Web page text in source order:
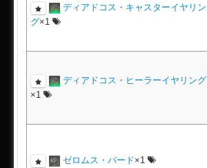
ディアドコス・キャスターイヤリン
グ×1
ディアドコス・ヒーラーイヤリング
×1
ゼロムス・バード×1